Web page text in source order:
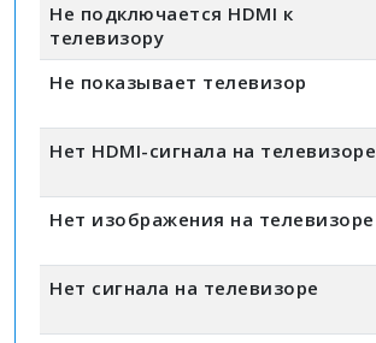
Не подключается HDMI к
телевизору
Не показывает телевизор
Нет HDMI-сигнала на телевизоре
Нет изображения на телевизоре
Нет сигнала на телевизоре